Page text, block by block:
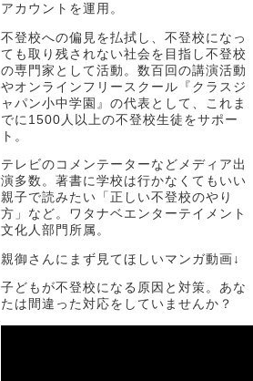
アカウントを運用。
不登校への偏見を払拭し、不登校になっ
ても取り残されない社会を目指し不登校
の専門家として活動。数百回の講演活動
やオンラインフリースクール『クラスジ
ャパン小中学園』の代表として、これま
でに1500人以上の不登校生徒をサポー
ト。
テレビのコメンテーターなどメディア出
演多数。著書に学校は行かなくてもいい
親子で読みたい「正しい不登校のやり
方」など。ワタナベエンターテイメント
文化人部門所属。
親御さんにまず見てほしいマンガ動画↓
子どもが不登校になる原因と対策。あな
たは間違った対応をしていませんか？